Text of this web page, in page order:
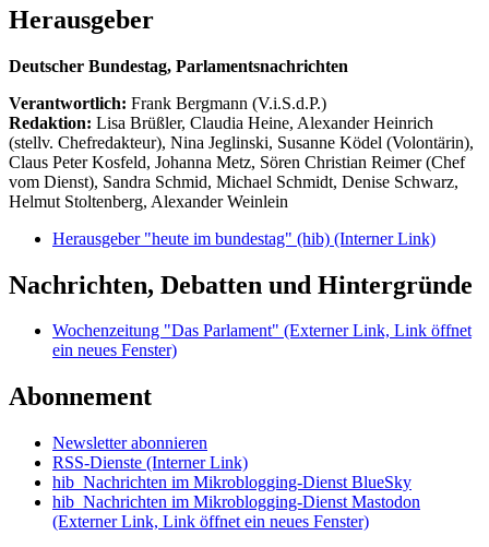
Herausgeber
Deutscher Bundestag, Parlamentsnachrichten
Verantwortlich: Frank Bergmann (V.i.S.d.P.)
Redaktion: Lisa Brüßler, Claudia Heine, Alexander Heinrich
(stellv. Chefredakteur), Nina Jeglinski, Susanne Ködel (Volontärin),
Claus Peter Kosfeld, Johanna Metz, Sören Christian Reimer (Chef
vom Dienst), Sandra Schmid, Michael Schmidt, Denise Schwarz,
Helmut Stoltenberg, Alexander Weinlein
Herausgeber "heute im bundestag" (hib) (Interner Link)
Nachrichten, Debatten und Hintergründe
Wochenzeitung "Das Parlament" (Externer Link, Link öffnet
ein neues Fenster)
Abonnement
Newsletter abonnieren
RSS-Dienste (Interner Link)
hib_Nachrichten im Mikroblogging-Dienst BlueSky
hib_Nachrichten im Mikroblogging-Dienst Mastodon
(Externer Link, Link öffnet ein neues Fenster)